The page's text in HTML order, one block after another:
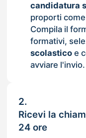
candidatura
proporti
Compila il
formativi,
scolasticoe
avviare l'invio.
2.
Ricevi la
24 ore